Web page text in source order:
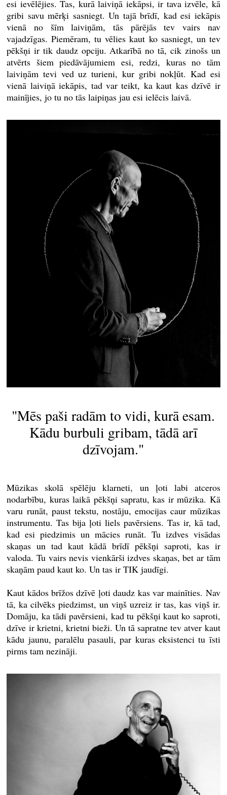
esi ievēlējies. Tas, kurā laiviņā iekāpsi, ir tava izvēle, kā
gribi savu mērķi sasniegt. Un tajā brīdī, kad esi iekāpis
vienā no šīm laiviņām, tās pārējās tev vairs nav
vajadzīgas. Piemēram, tu vēlies kaut ko sasniegt, un tev
pēkšņi ir tik daudz opciju. Atkarībā no tā, cik zinošs un
atvērts šiem piedāvājumiem esi, redzi, kuras no tām
laiviņām tevi ved uz turieni, kur gribi nokļūt. Kad esi
vienā laiviņā iekāpis, tad var teikt, ka kaut kas dzīvē ir
mainījies, jo tu no tās laipiņas jau esi ielēcis laivā.
"Mēs paši radām to vidi, kurā esam.
Kādu burbuli gribam, tādā arī
dzīvojam."
Mūzikas skolā spēlēju klarneti, un ļoti labi atceros
nodarbību, kuras laikā pēkšņi sapratu, kas ir mūzika. Kā
varu runāt, paust tekstu, nostāju, emocijas caur mūzikas
instrumentu. Tas bija ļoti liels pavērsiens. Tas ir, kā tad,
kad esi piedzimis un mācies runāt. Tu izdves visādas
skaņas un tad kaut kādā brīdī pēkšņi saproti, kas ir
valoda. Tu vairs nevis vienkārši izdves skaņas, bet ar tām
skaņām paud kaut ko. Un tas ir TIK jaudīgi.
Kaut kādos brīžos dzīvē ļoti daudz kas var mainīties. Nav
tā, ka cilvēks piedzimst, un viņš uzreiz ir tas, kas viņš ir.
Domāju, ka tādi pavērsieni, kad tu pēkšņi kaut ko saproti,
dzīve ir krietni, krietni bieži. Un tā sapratne tev atver kaut
kādu jaunu, paralēlu pasauli, par kuras eksistenci tu īsti
pirms tam nezināji.